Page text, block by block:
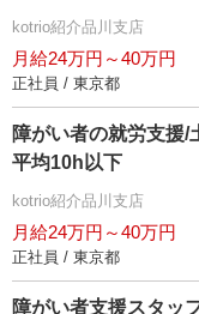
kotrio紹介品川支店
月給24万円～40万円
正社員 / 東京都
障がい者の就労支援/
平均10h以下
kotrio紹介品川支店
月給24万円～40万円
正社員 / 東京都
障がい者支援スタッ